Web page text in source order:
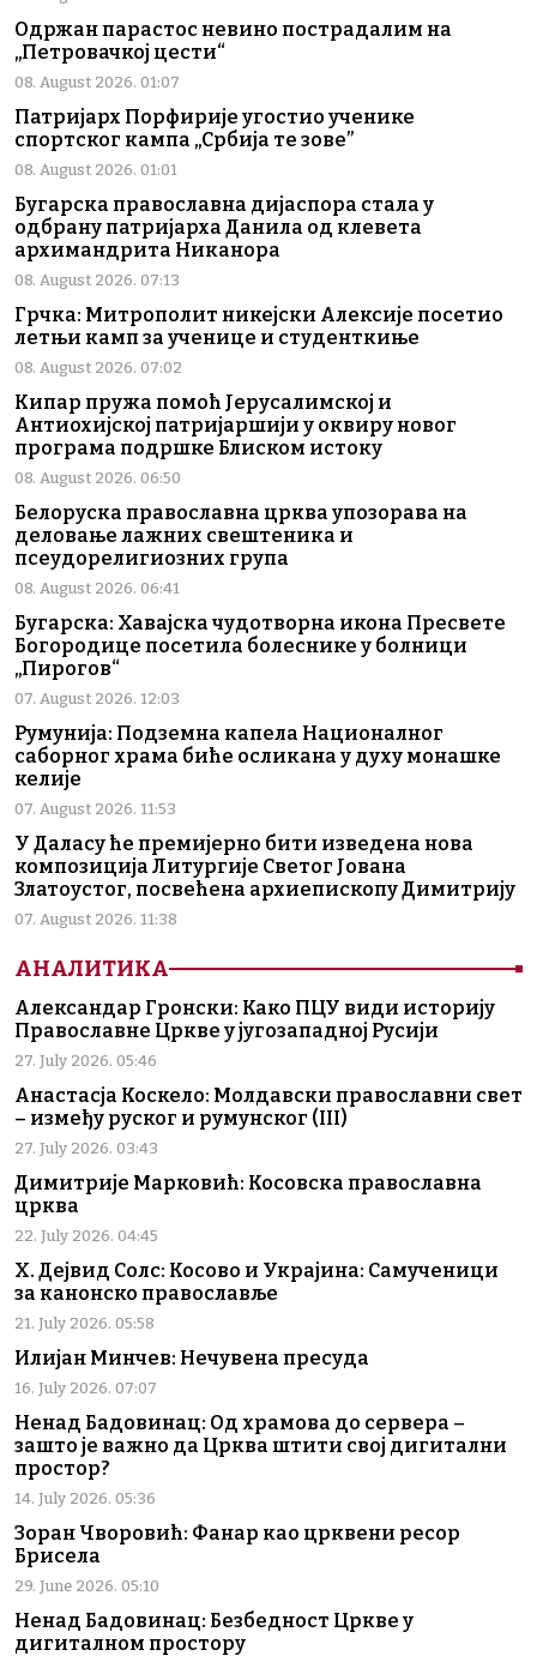
Одржан парастос невино пострадалим на
„Петровачкој цести“
08. August 2026. 01:07
Патријарх Порфирије угостио ученике
спортског кампа „Србија те зове”
08. August 2026. 01:01
Бугарска православна дијаспора стала у
одбрану патријарха Данила од клевета
архимандрита Никанора
08. August 2026. 07:13
Грчка: Митрополит никејски Алексије посетио
летњи камп за ученице и студенткиње
08. August 2026. 07:02
Кипар пружа помоћ Јерусалимској и
Антиохијској патријаршији у оквиру новог
програма подршке Блиском истоку
08. August 2026. 06:50
Белоруска православна црква упозорава на
деловање лажних свештеника и
псеудорелигиозних група
08. August 2026. 06:41
Бугарска: Хавајска чудотворна икона Пресвете
Богородице посетила болеснике у болници
„Пирогов“
07. August 2026. 12:03
Румунија: Подземна капела Националног
саборног храма биће осликана у духу монашке
келије
07. August 2026. 11:53
У Даласу ће премијерно бити изведена нова
композиција Литургије Светог Јована
Златоустог, посвећена архиепископу Димитрију
07. August 2026. 11:38
АНАЛИТИКА
Александар Гронски: Како ПЦУ види историју
Православне Цркве у југозападној Русији
27. July 2026. 05:46
Анастасја Коскело: Молдавски православни свет
– између руског и румунског (III)
27. July 2026. 03:43
Димитрије Марковић: Косовска православна
црква
22. July 2026. 04:45
Х. Дејвид Солс: Косово и Украјина: Самученици
за канонско православље
21. July 2026. 05:58
Илијан Минчев: Нечувена пресуда
16. July 2026. 07:07
Ненад Бадовинац: Од храмова до сервера –
зашто је важно да Црква штити свој дигитални
простор?
14. July 2026. 05:36
Зоран Чворовић: Фанар као црквени ресор
Брисела
29. June 2026. 05:10
Ненад Бадовинац: Безбедност Цркве у
дигиталном простору